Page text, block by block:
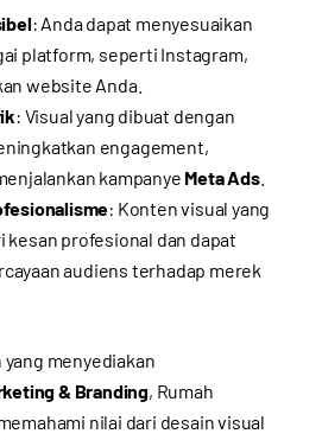
: Anda dapat menyesuaikan
platform, seperti Instagram,
website Anda.
: Visual yang dibuat dengan
engagement,
kampanye Meta Ads.
: Konten visual yang
profesional dan dapat
audiens terhadap merek
menyediakan
& Branding, Rumah
nilai dari desain visual